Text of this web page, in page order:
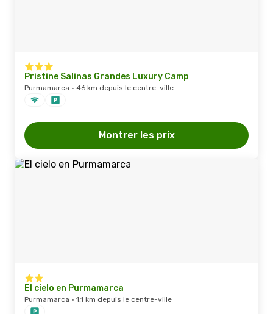
Pristine Salinas Grandes Luxury Camp
Purmamarca · 46 km depuis le centre-ville
Montrer les prix
El cielo en Purmamarca
Purmamarca · 1,1 km depuis le centre-ville